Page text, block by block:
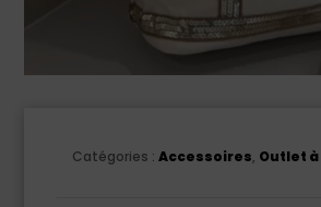
Catégories : Accessoires, Outlet